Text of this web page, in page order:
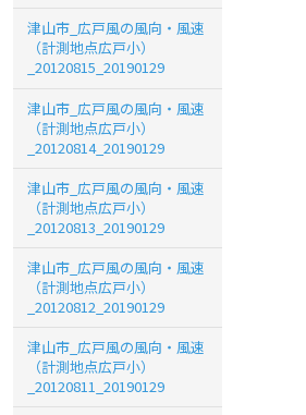
津山市_広戸風の風向・風速
（計測地点広戸小）
_20120815_20190129
津山市_広戸風の風向・風速
（計測地点広戸小）
_20120814_20190129
津山市_広戸風の風向・風速
（計測地点広戸小）
_20120813_20190129
津山市_広戸風の風向・風速
（計測地点広戸小）
_20120812_20190129
津山市_広戸風の風向・風速
（計測地点広戸小）
_20120811_20190129